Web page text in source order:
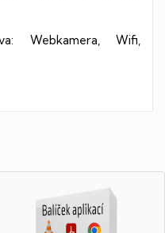
Webkamera, Wifi,